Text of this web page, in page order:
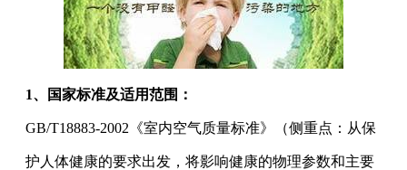
1、 国家标准及适用范围：
GB/T18883-2002《室内空气质量标准》（侧重点：从保
护人体健康的要求出发，将影响健康的物理参数和主要